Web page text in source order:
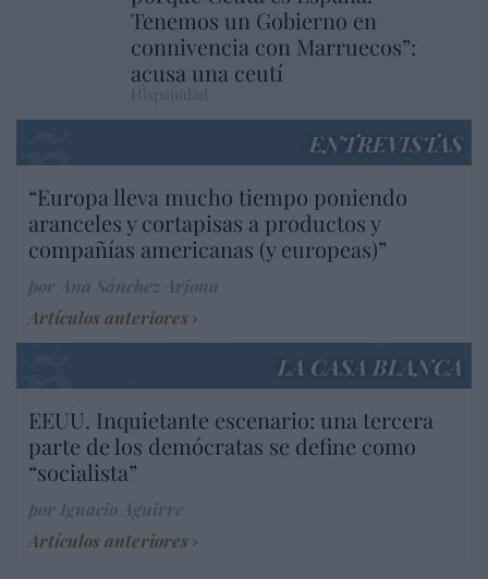
Tenemos un Gobierno en
connivencia con Marruecos”:
acusa una ceutí
ENTREVISTAS
“Europa lleva mucho tiempo poniendo
aranceles y cortapisas a productos y
compañías americanas (y europeas)”
Artículos anteriores
LA CASA BLANCA
EEUU. Inquietante escenario: una tercera
parte de los demócratas se define como
“socialista”
Artículos anteriores